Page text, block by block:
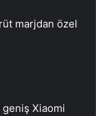
marjdan özel
Xiaomi